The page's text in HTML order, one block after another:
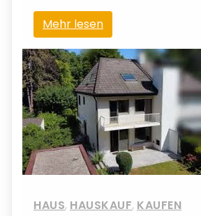
Mehr lesen
HAUS, HAUSKAUF, KAUFEN